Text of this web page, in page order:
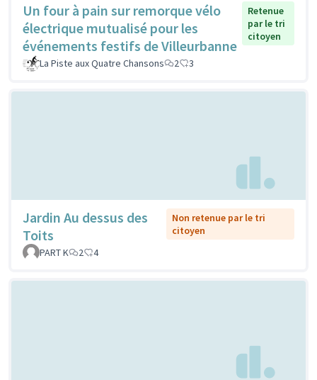
Un four à pain sur remorque vélo
électrique mutualisé pour les
événements festifs de Villeurbanne
Retenue
par le tri
citoyen
La Piste aux Quatre Chansons 2 3
Jardin Au dessus des
Toits
Non retenue par le tri
citoyen
PART K
2 4